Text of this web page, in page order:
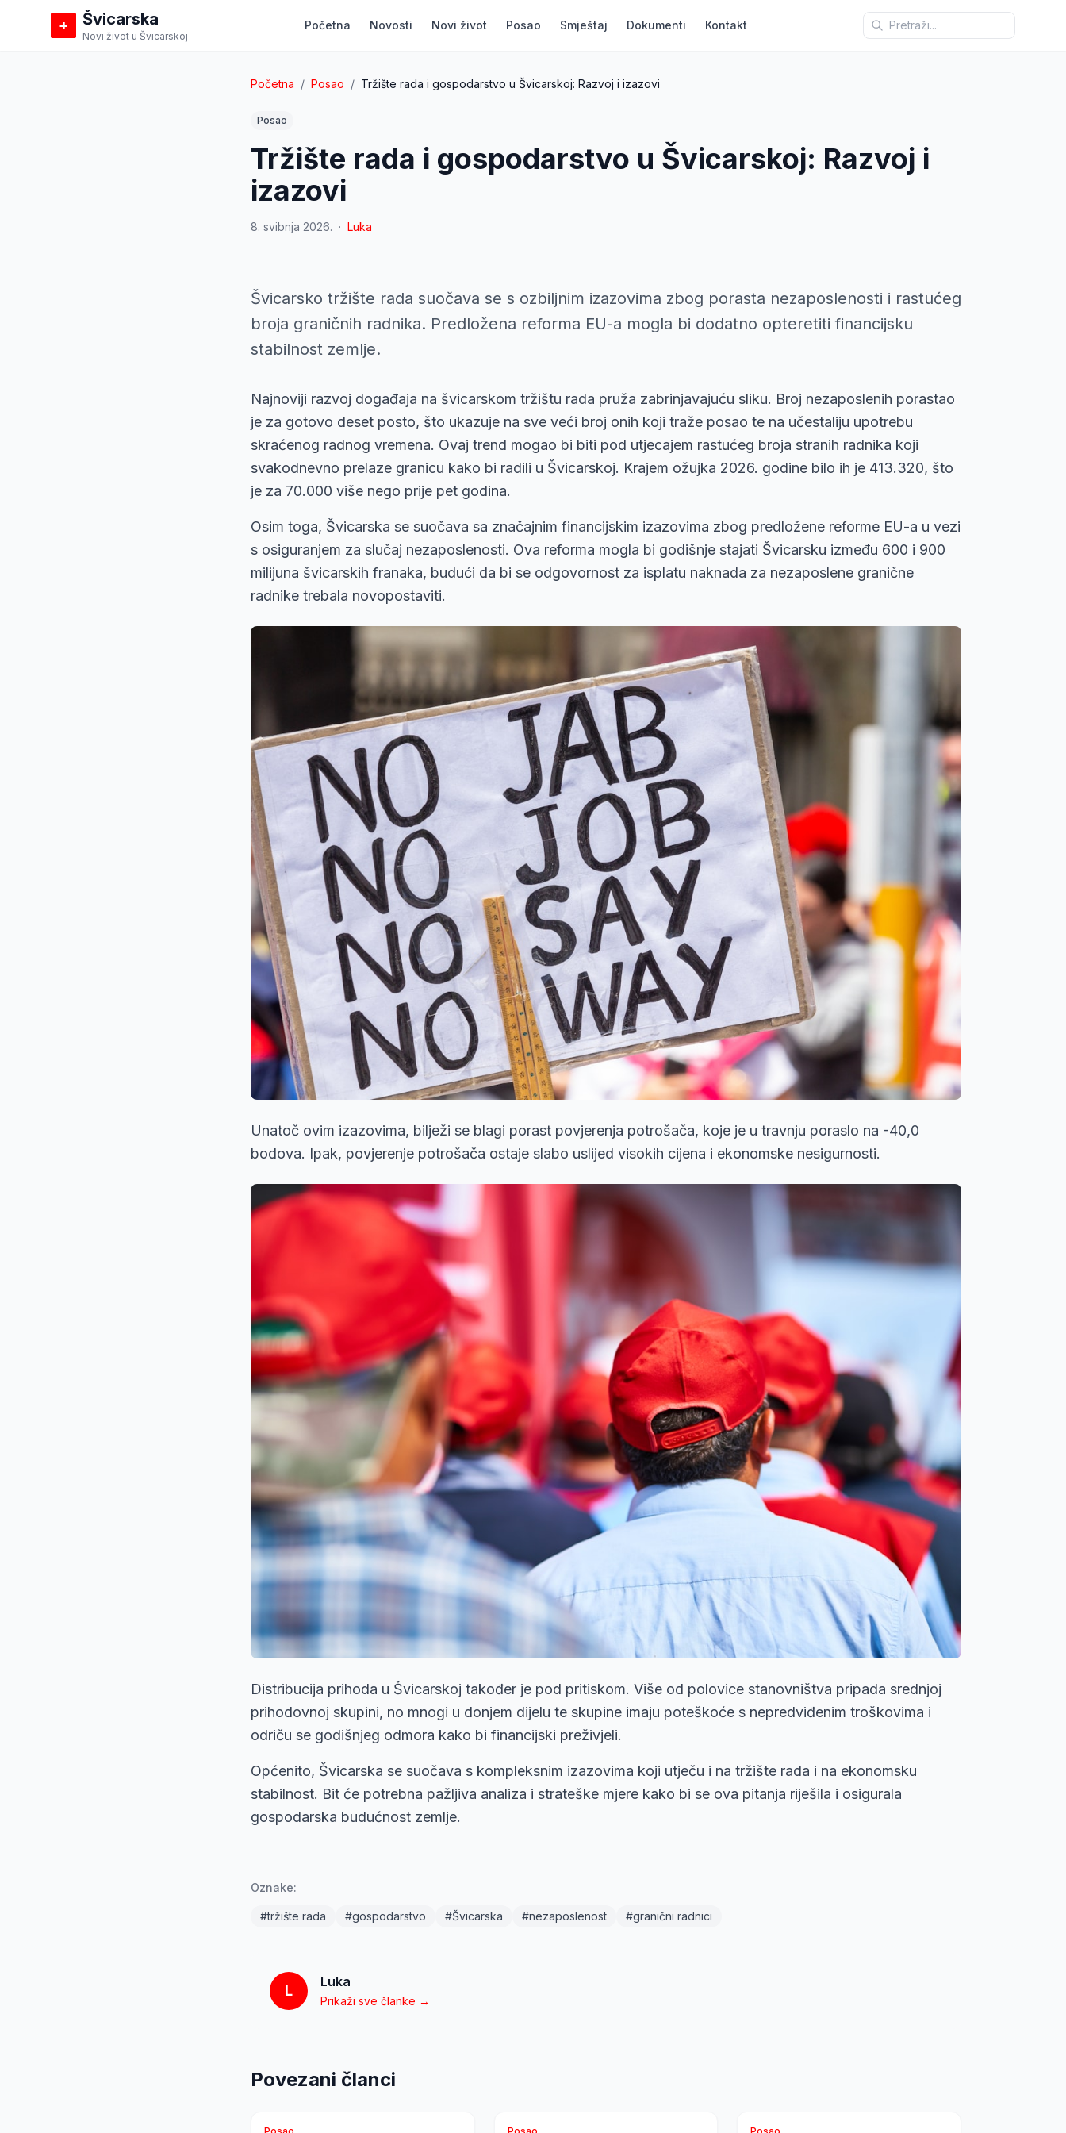
+ Švicarska
Novi život u Švicarskoj
Početna Novosti Novi život Posao Smještaj Dokumenti Kontakt
Početna / Posao / Tržište rada i gospodarstvo u Švicarskoj: Razvoj i izazovi
Posao
Tržište rada i gospodarstvo u Švicarskoj: Razvoj i
izazovi
8. svibnja 2026. · Luka
Švicarsko tržište rada suočava se s ozbiljnim izazovima zbog porasta nezaposlenosti i rastućeg
broja graničnih radnika. Predložena reforma EU-a mogla bi dodatno opteretiti financijsku
stabilnost zemlje.
Najnoviji razvoj događaja na švicarskom tržištu rada pruža zabrinjavajuću sliku. Broj nezaposlenih porastao
je za gotovo deset posto, što ukazuje na sve veći broj onih koji traže posao te na učestaliju upotrebu
skraćenog radnog vremena. Ovaj trend mogao bi biti pod utjecajem rastućeg broja stranih radnika koji
svakodnevno prelaze granicu kako bi radili u Švicarskoj. Krajem ožujka 2026. godine bilo ih je 413.320, što
je za 70.000 više nego prije pet godina.
Osim toga, Švicarska se suočava sa značajnim financijskim izazovima zbog predložene reforme EU-a u vezi
s osiguranjem za slučaj nezaposlenosti. Ova reforma mogla bi godišnje stajati Švicarsku između 600 i 900
milijuna švicarskih franaka, budući da bi se odgovornost za isplatu naknada za nezaposlene granične
radnike trebala novopostaviti.
Unatoč ovim izazovima, bilježi se blagi porast povjerenja potrošača, koje je u travnju poraslo na -40,0
bodova. Ipak, povjerenje potrošača ostaje slabo uslijed visokih cijena i ekonomske nesigurnosti.
Distribucija prihoda u Švicarskoj također je pod pritiskom. Više od polovice stanovništva pripada srednjoj
prihodovnoj skupini, no mnogi u donjem dijelu te skupine imaju poteškoće s nepredviđenim troškovima i
odriču se godišnjeg odmora kako bi financijski preživjeli.
Općenito, Švicarska se suočava s kompleksnim izazovima koji utječu i na tržište rada i na ekonomsku
stabilnost. Bit će potrebna pažljiva analiza i strateške mjere kako bi se ova pitanja riješila i osigurala
gospodarska budućnost zemlje.
Oznake:
#tržište rada #gospodarstvo #Švicarska #nezaposlenost #granični radnici
L
Luka
Prikaži sve članke →
Povezani članci